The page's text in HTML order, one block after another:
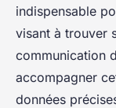
indispensable
visant à trouver
communication
accompagner
données